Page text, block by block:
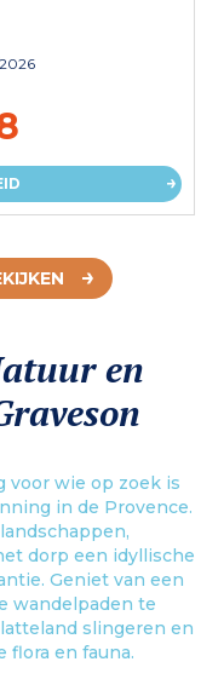
en
voor wie op zoek is
in de Provence.
dorp een idyllische
Geniet van een
wandelpaden te
slingeren en
flora en fauna.